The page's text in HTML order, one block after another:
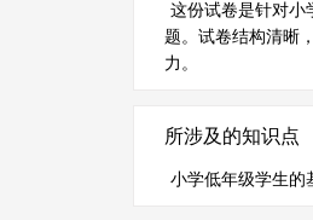
这份试卷是针对小
题。试卷结构清晰
力。
所涉及的知识点
小学低年级学生的